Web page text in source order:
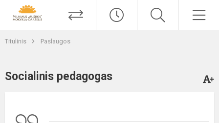
Titulinis Paslaugos
Socialinis pedagogas